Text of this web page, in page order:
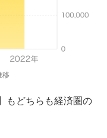
移
もどちらも経済圏の